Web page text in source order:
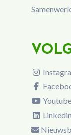
Youtube
Linkedin